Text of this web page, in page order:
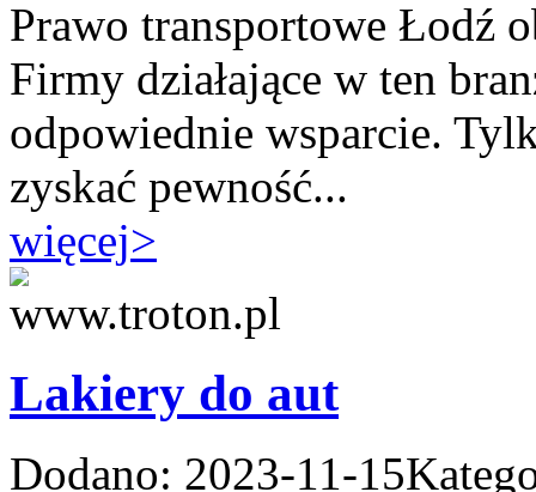
Prawo transportowe Łodź
Firmy działające w ten
odpowiednie wsparcie.
zyskać pewność...
więcej>
Lakiery do aut
Dodano: 2023-11-15